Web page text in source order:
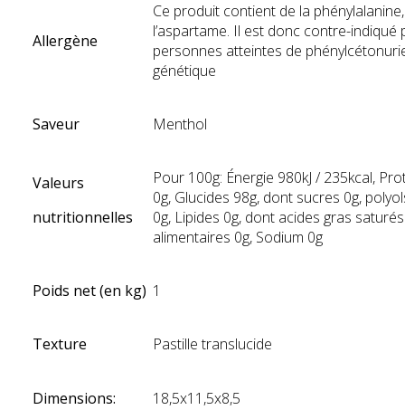
Allergène
Ce produit contient de la
l’aspartame. Il est donc contre-indiqué
personnes atteintes de
génétique
Saveur Menthol
Valeurs
nutritionnelles
Pour 100g: Énergie 980kJ / 235kcal,
0g, Glucides 98g, dont sucres 0g,
0g, Lipides 0g, dont acides gras
alimentaires 0g, Sodium 0g
Poids net (en kg) 1
Texture Pastille translucide
Dimensions: 18,5x11,5x8,5